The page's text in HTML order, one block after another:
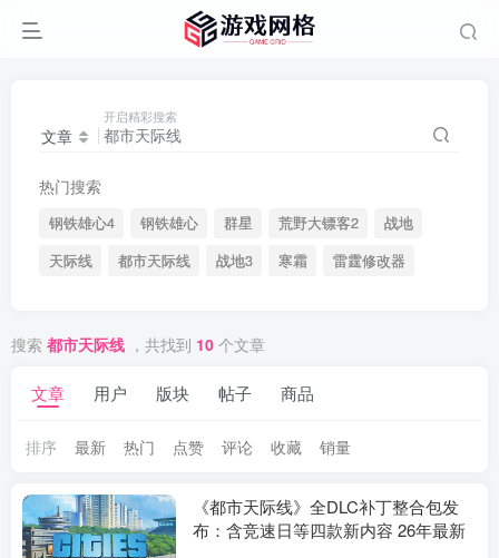
文章
开启精彩搜索
热门搜索
钢铁雄心4 钢铁雄心 群星 荒野大镖客2
战地
天际线
都市天际线 战地3 寒霜 雷霆修改器
搜索 都市天际线 ，共找到 10 个文章
文章 用户 版块 帖子 商品
排序 最新 热门 点赞 评论 收藏 销量
《都市天际线》全DLC补丁整合包发
布：含竞速日等四款新内容 26年最新